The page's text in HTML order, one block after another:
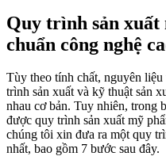
Quy trình sản xuất
chuẩn công nghệ
Tùy theo tính chất, nguyên
trình sản xuất và kỹ thuật sản
nhau cơ bản. Tuy nhiên, trong
được quy trình sản xuất mỹ
chúng tôi xin đưa ra một quy
nhất, bao gồm 7 bước sau đây.